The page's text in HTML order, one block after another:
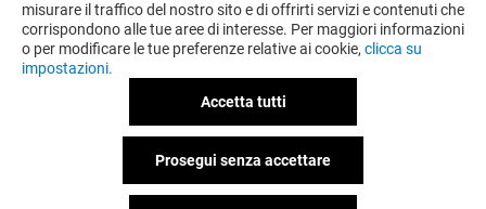
Condizioni d'utilizzoNote legali
Informativa sulla privacy
Informativa sui cookies
Informativa TwitterPolitica ambientale
misurare il traffico del nostro sito e di offrirti servizi e contenuti che
corrispondono alle tue aree di interesse. Per maggiori informazioni
o per modificare le tue preferenze relative ai cookie, clicca su
impostazioni.
Accetta tutti
Prosegui senza accettare